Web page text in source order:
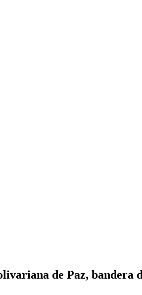
de Paz, bandera